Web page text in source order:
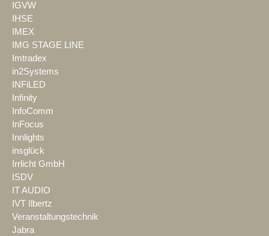
IGVW
IHSE
IMEX
IMG STAGE LINE
Imtradex
in2Systems
INFiLED
Infinity
InfoComm
InFocus
Innlights
insglück
Irrlicht GmbH
ISDV
IT AUDIO
IVT Ilbertz
Veranstaltungstechnik
Jabra